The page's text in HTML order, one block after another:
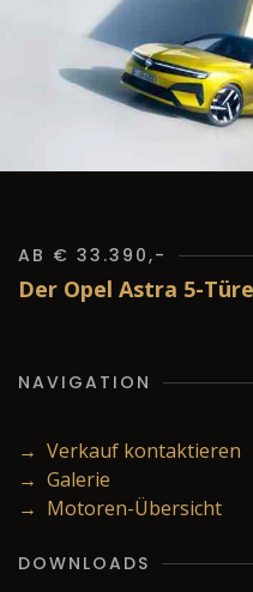
AB € 33.390,-
Der Opel Astra 5-
NAVIGATION
→ Verkauf kontaktieren
→ Galerie
→ Motoren-Übersicht
DOWNLOADS